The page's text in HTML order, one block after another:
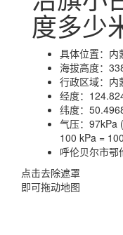
度多少
具体位置： 内
海拔高度：
行政区域： 内
经度：
纬度：
气压： 97kPa
100 kPa =
呼伦贝尔市鄂
点击去除遮罩
即可拖动地图